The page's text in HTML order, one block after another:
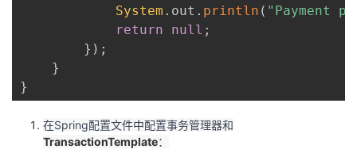
System . out . println ( "Payment
return
null ;
} ) ;
}
}
在Spring配置文件中配置事务管理器和
TransactionTemplate：